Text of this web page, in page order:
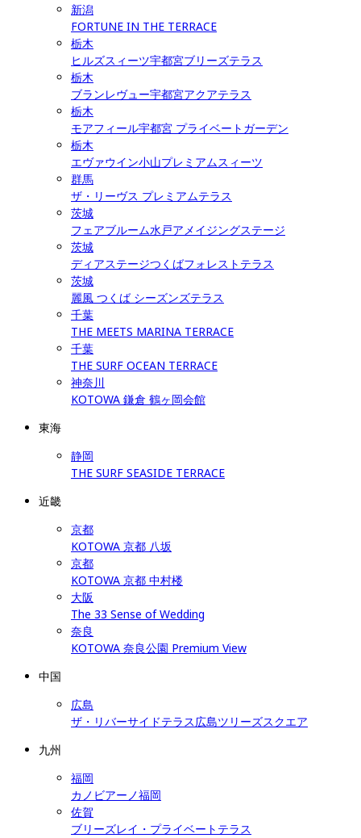
新潟
FORTUNE IN THE TERRACE
栃木
ヒルズスィーツ宇都宮ブリーズテラス
栃木
ブランレヴュー宇都宮アクアテラス
栃木
モアフィール宇都宮 プライベートガーデン
栃木
エヴァウイン小山プレミアムスィーツ
群馬
ザ・リーヴス プレミアムテラス
茨城
フェアブルーム水戸アメイジングステージ
茨城
ディアステージつくばフォレストテラス
茨城
麗風 つくば シーズンズテラス
千葉
THE MEETS MARINA TERRACE
千葉
THE SURF OCEAN TERRACE
神奈川
KOTOWA 鎌倉 鶴ヶ岡会館
東海
静岡
THE SURF SEASIDE TERRACE
近畿
京都
KOTOWA 京都 八坂
京都
KOTOWA 京都 中村楼
大阪
The 33 Sense of Wedding
奈良
KOTOWA 奈良公園 Premium View
中国
広島
ザ・リバーサイドテラス広島ツリーズスクエア
九州
福岡
カノビアーノ福岡
佐賀
ブリーズレイ・プライベートテラス